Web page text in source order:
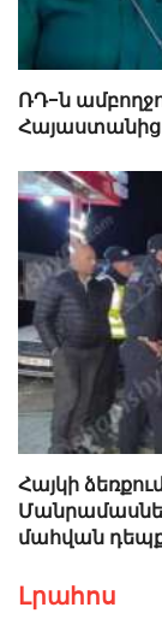
ՌԴ-ն
Հայաստանից
Հայկի
մահվան
Լրահոս